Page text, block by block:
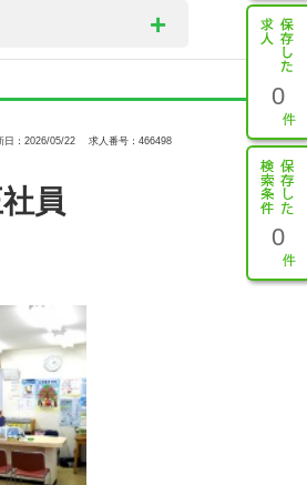
0
0
日：2026/05/22 求人番号：466498
員